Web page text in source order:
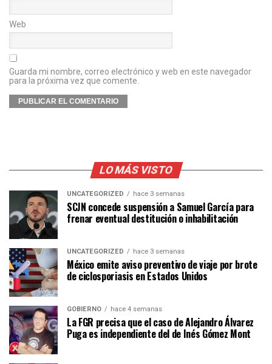
Web
Guarda mi nombre, correo electrónico y web en este navegador
para la próxima vez que comente.
LO MÁS VISTO
UNCATEGORIZED hace 3 semanas
SCJN concede suspensión a Samuel García para
frenar eventual destitución o inhabilitación
UNCATEGORIZED hace 3 semanas
México emite aviso preventivo de viaje por brote
de ciclosporiasis en Estados Unidos
GOBIERNO hace 4 semanas
La FGR precisa que el caso de Alejandro Álvarez
Puga es independiente del de Inés Gómez Mont